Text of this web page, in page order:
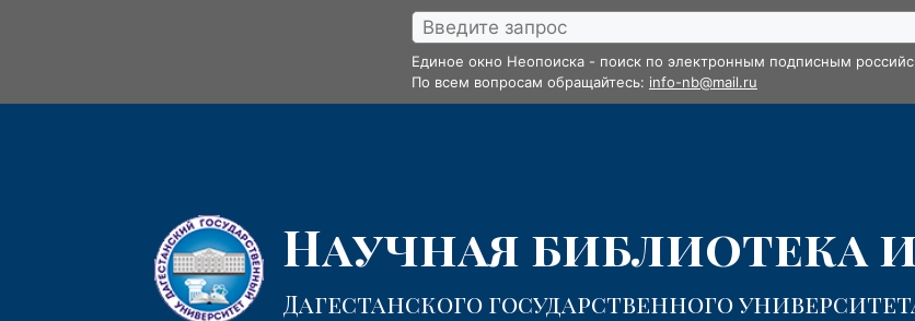
Единое окно Неопоиска - поиск по электронным подписным
По всем вопросам обращайтесь: info-nb@mail.ru
Научная библиотека
Дагестанского государственного